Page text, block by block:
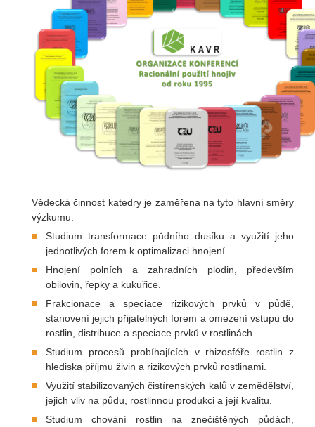
Vědecká činnost katedry je zaměřena na tyto hlavní směry
výzkumu:
Studium transformace půdního dusíku a využití jeho
jednotlivých forem k optimalizaci hnojení.
Hnojení polních a zahradních plodin, především
obilovin, řepky a kukuřice.
Frakcionace a speciace rizikových prvků v půdě,
stanovení jejich přijatelných forem a omezení vstupu do
rostlin, distribuce a speciace prvků v rostlinách.
Studium procesů probíhajících v rhizosféře rostlin z
hlediska příjmu živin a rizikových prvků rostlinami.
Využití stabilizovaných čistírenských kalů v zemědělství,
jejich vliv na půdu, rostlinnou produkci a její kvalitu.
Studium chování rostlin na znečištěných půdách,